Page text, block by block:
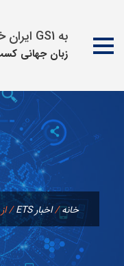
به GS1 ایران خوش آمدید
زبان جهانی
محتوا
خانه/اخبار ETS /